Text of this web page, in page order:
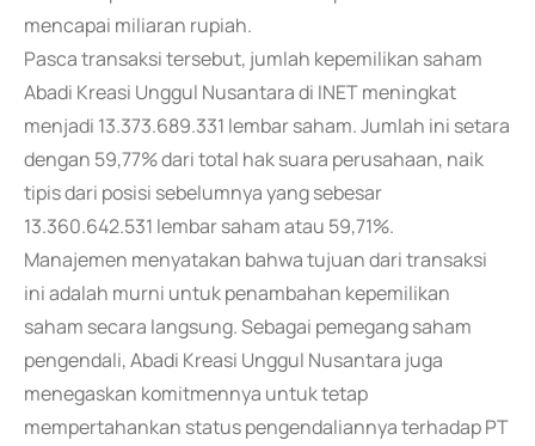
mencapai miliaran rupiah.
Pasca transaksi tersebut, jumlah kepemilikan saham
Abadi Kreasi Unggul Nusantara di INET meningkat
menjadi 13.373.689.331 lembar saham. Jumlah ini setara
dengan 59,77% dari total hak suara perusahaan, naik
tipis dari posisi sebelumnya yang sebesar
13.360.642.531 lembar saham atau 59,71%.
Manajemen menyatakan bahwa tujuan dari transaksi
ini adalah murni untuk penambahan kepemilikan
saham secara langsung. Sebagai pemegang saham
pengendali, Abadi Kreasi Unggul Nusantara juga
menegaskan komitmennya untuk tetap
mempertahankan status pengendaliannya terhadap PT